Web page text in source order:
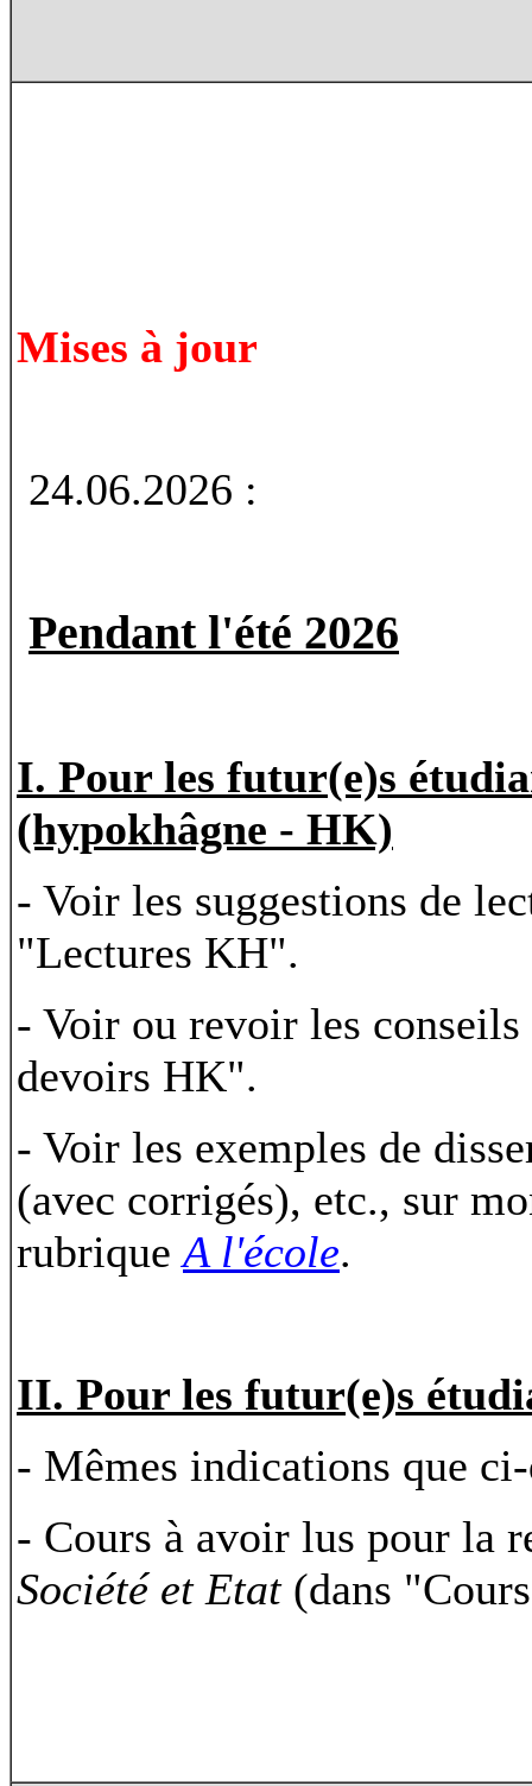
Mises à jour
24.06.2026 :
Pendant l'été 2026
I. Pour les futur(e)s
(hypokhâgne - HK)
- Voir les suggestions de
"Lectures KH".
- Voir ou revoir les
devoirs HK".
- Voir les exemples de
(avec corrigés), etc., sur
rubriqueA l'école.
II. Pour les futur(e)s
- Mêmes indications que
- Cours à avoir lus pour la
Société et Etat(dans